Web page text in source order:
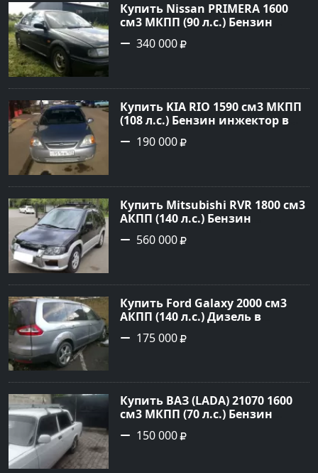
Купить Nissan PRIMERA 1600
см3 МКПП (90 л.с.) Бензин
инжектор в Петровская: цвет
Зеленый Седан 1994 года по
Авторынок23
340 000
Купить KIA RIO 1590 см3 МКПП
(108 л.с.) Бензин инжектор в
Краснодар: цвет серебристый
Седан 2004 года по цене 190000
190 000
Купить Mitsubishi RVR 1800 см3
АКПП (140 л.с.) Бензин
инжектор в Троицкая : цвет
Черный Минивэн 1998 года по
Авторынок23
560 000
Купить Ford Galaxy 2000 см3
АКПП (140 л.с.) Дизель в
Новороссийск: цвет серый
металик Минивэн 2008 года по
Авторынок23
175 000
Купить ВАЗ (LADA) 21070 1600
см3 МКПП (70 л.с.) Бензин
инжектор в Платнировская:
цвет Белый Седан 2000 года по
150 000